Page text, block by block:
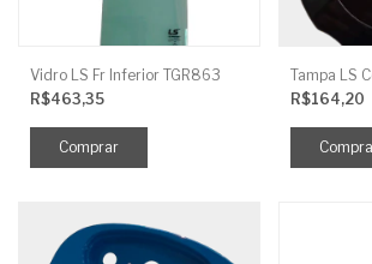
Vidro LS Fr Inferior TGR863
R$463,35
R$164,20